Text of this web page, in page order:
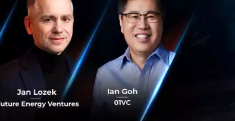
นุษย์กำลัง
ะที่ยังคง
ที่สุด